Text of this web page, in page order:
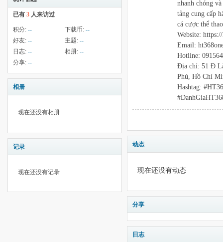
已有 3 人来访过
积分: -- 下载币: --
好友: -- 主题: --
日志: -- 相册: --
分享: --
相册
现在还没有相册
记录
现在还没有记录
nhanh chóng
tảng cung cấp
cá cược thể
Website:
Email:
Hotline:
Địa chỉ: 51 Đ
Phú, Hồ Chí
Hashtag:
动态
现在还没有动态
分享
日志